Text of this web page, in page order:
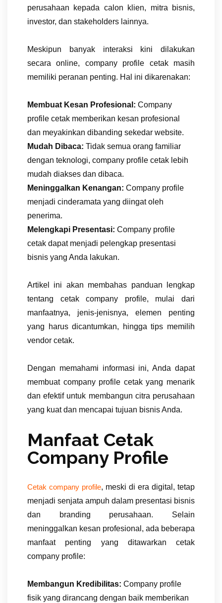
perusahaan kepada calon klien, mitra bisnis,
investor, dan stakeholders lainnya.
Meskipun banyak interaksi kini dilakukan
secara online, company profile cetak masih
memiliki peranan penting. Hal ini dikarenakan:
Membuat Kesan Profesional: Company
profile cetak memberikan kesan profesional
dan meyakinkan dibanding sekedar website.
Mudah Dibaca: Tidak semua orang familiar
dengan teknologi, company profile cetak lebih
mudah diakses dan dibaca.
Meninggalkan Kenangan: Company profile
menjadi cinderamata yang diingat oleh
penerima.
Melengkapi Presentasi: Company profile
cetak dapat menjadi pelengkap presentasi
bisnis yang Anda lakukan.
Artikel ini akan membahas panduan lengkap
tentang cetak company profile, mulai dari
manfaatnya, jenis-jenisnya, elemen penting
yang harus dicantumkan, hingga tips memilih
vendor cetak.
Dengan memahami informasi ini, Anda dapat
membuat company profile cetak yang menarik
dan efektif untuk membangun citra perusahaan
yang kuat dan mencapai tujuan bisnis Anda.
Manfaat Cetak
Company Profile
Cetak company profile, meski di era digital, tetap
menjadi senjata ampuh dalam presentasi bisnis
dan branding perusahaan. Selain
meninggalkan kesan profesional, ada beberapa
manfaat penting yang ditawarkan cetak
company profile:
Membangun Kredibilitas: Company profile
fisik yang dirancang dengan baik memberikan